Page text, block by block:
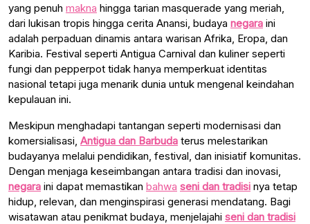
yang penuh makna hingga tarian masquerade yang meriah,
dari lukisan tropis hingga cerita Anansi, budaya negara ini
adalah perpaduan dinamis antara warisan Afrika, Eropa, dan
Karibia. Festival seperti Antigua Carnival dan kuliner seperti
fungi dan pepperpot tidak hanya memperkuat identitas
nasional tetapi juga menarik dunia untuk mengenal keindahan
kepulauan ini.
Meskipun menghadapi tantangan seperti modernisasi dan
komersialisasi, Antigua dan Barbuda terus melestarikan
budayanya melalui pendidikan, festival, dan inisiatif komunitas.
Dengan menjaga keseimbangan antara tradisi dan inovasi,
negara ini dapat memastikan bahwa seni dan tradisi nya tetap
hidup, relevan, dan menginspirasi generasi mendatang. Bagi
wisatawan atau penikmat budaya, menjelajahi seni dan tradisi